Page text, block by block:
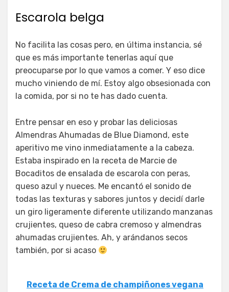
Escarola belga
No facilita las cosas pero, en última instancia, sé
que es más importante tenerlas aquí que
preocuparse por lo que vamos a comer. Y eso dice
mucho viniendo de mí. Estoy algo obsesionada con
la comida, por si no te has dado cuenta.
Entre pensar en eso y probar las deliciosas
Almendras Ahumadas de Blue Diamond, este
aperitivo me vino inmediatamente a la cabeza.
Estaba inspirado en la receta de Marcie de
Bocaditos de ensalada de escarola con peras,
queso azul y nueces. Me encantó el sonido de
todas las texturas y sabores juntos y decidí darle
un giro ligeramente diferente utilizando manzanas
crujientes, queso de cabra cremoso y almendras
ahumadas crujientes. Ah, y arándanos secos
también, por si acaso
Receta de Crema de champiñones vegana